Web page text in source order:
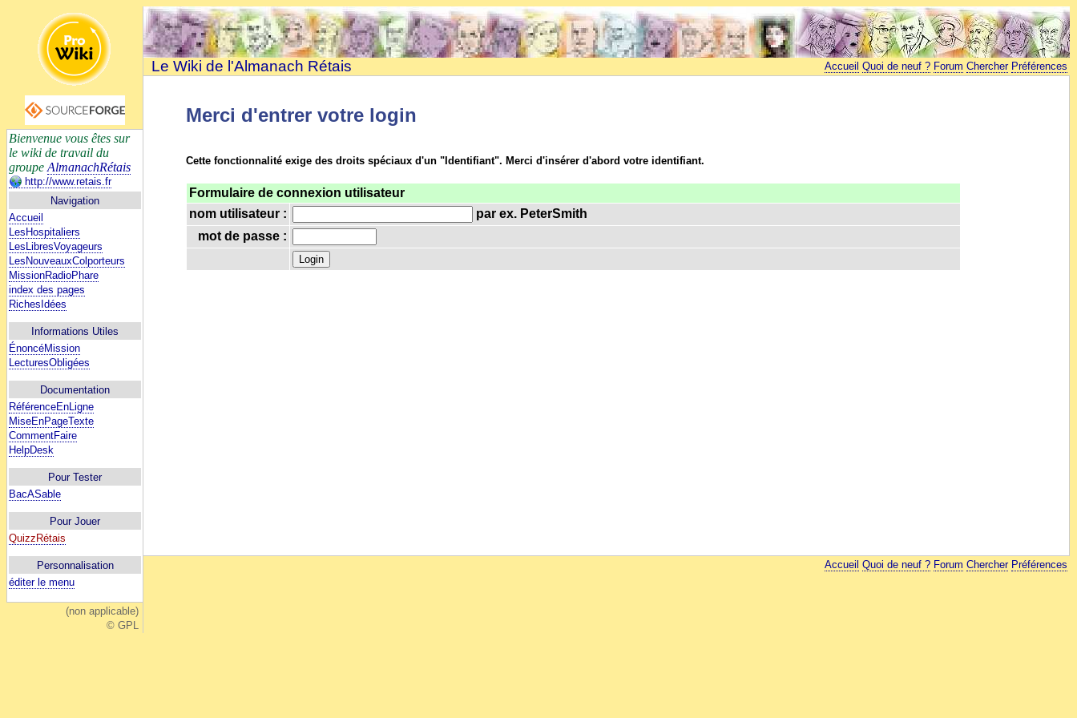
Bienvenue vous êtes sur
le wiki de travail du
groupe AlmanachRétais
http://www.retais.fr
Navigation
Accueil
LesHospitaliers
LesLibresVoyageurs
LesNouveauxColporteurs
MissionRadioPhare
index des pages
RichesIdées
Informations Utiles
ÉnoncéMission
LecturesObligées
Documentation
RéférenceEnLigne
MiseEnPageTexte
CommentFaire
HelpDesk
Pour Tester
BacASable
Pour Jouer
QuizzRétais
Personnalisation
éditer le menu
(non applicable)
© GPL
Le Wiki de l'Almanach Rétais Accueil Quoi de neuf ? Forum Chercher Préférences
Merci d'entrer votre login
Cette fonctionnalité exige des droits spéciaux d'un "Identifiant". Merci d'insérer d'abord votre identifiant.
Formulaire de connexion utilisateur
nom utilisateur :
par ex. PeterSmith
mot de passe :
Accueil Quoi de neuf ? Forum Chercher Préférences